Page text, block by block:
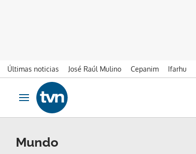
Últimas noticias José Raúl Mulino Cepanim Ifarhu
Ir al contenido
Obrir navegació
Mundo